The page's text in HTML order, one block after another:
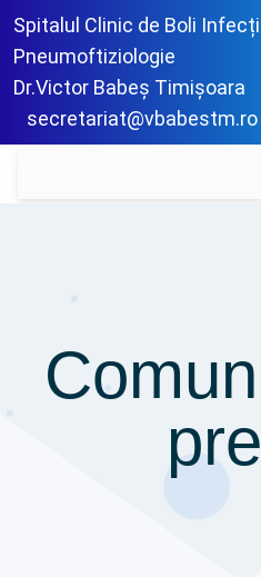
Spitalul Clinic de Boli
Pneumoftiziologie
Dr.Victor Babeș Timișoara
secretariat@vbabestm.ro